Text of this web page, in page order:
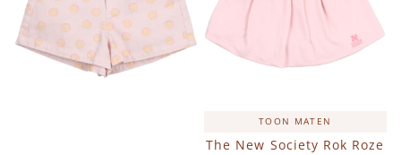
TOON MATEN
The New Society Rok Roze